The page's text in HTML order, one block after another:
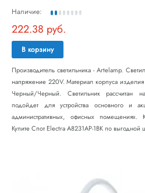
Наличие:
222.38 руб.
В корзину
Производитель светильника - Artelamp.
напряжение 220V. Материал корпуса
Черный/Черный. Светильник рассчитан
подойдет для устройства основного и
административных, офисных помещениях.
Купите Спот Electra A8231AP-1BK по выгодной